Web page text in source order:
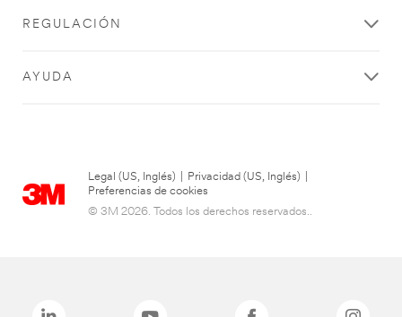
REGULACIÓN
AYUDA
Legal (US, Inglés) Privacidad (US, Inglés)
Preferencias de cookies
© 3M 2026. Todos los derechos reservados..